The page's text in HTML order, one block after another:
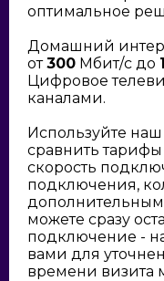
оптимальное
Домашний
от300 Мбит/с до
Цифровое
каналами.
Используйте
сравнить
скорость
подключения,
дополнительным
можете сразу
подключение -
вами для
времени визита